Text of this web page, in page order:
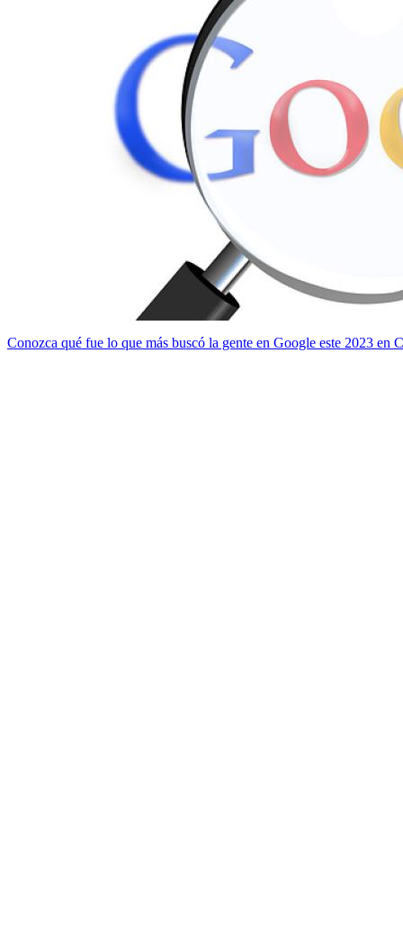
Conozca qué fue lo que más buscó la gente en Google este 2023 en